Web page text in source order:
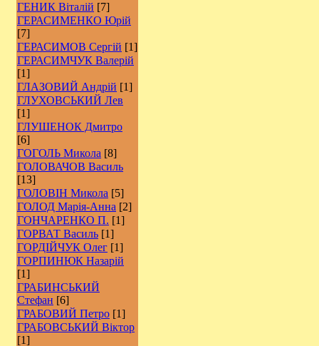
ГЕНИК Віталій [7]
ГЕРАСИМЕНКО Юрій
[7]
ГЕРАСИМОВ Сергій [1]
ГЕРАСИМЧУК Валерій
[1]
ГЛАЗОВИЙ Андрій [1]
ГЛУХОВСЬКИЙ Лев
[1]
ГЛУШЕНОК Дмитро
[6]
ГОГОЛЬ Микола [8]
ГОЛОВАЧОВ Василь
[13]
ГОЛОВІН Микола [5]
ГОЛОД Марія-Анна [2]
ГОНЧАРЕНКО П. [1]
ГОРВАТ Василь [1]
ГОРДІЙЧУК Олег [1]
ГОРПИНЮК Назарій
[1]
ГРАБИНСЬКИЙ
Стефан [6]
ГРАБОВИЙ Петро [1]
ГРАБОВСЬКИЙ Віктор
[1]